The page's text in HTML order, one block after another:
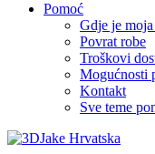
Pomoć
Gdje je
Povrat robe
Troškovi
Mogućnosti
Kontakt
Sve teme